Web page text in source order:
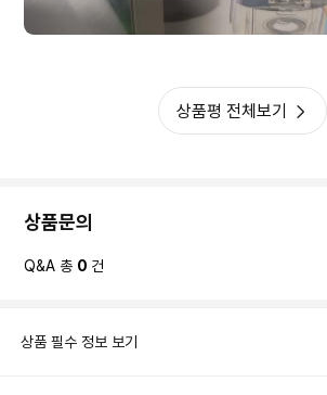
상품평 전체보기
상품문의
Q&A 총 0 건
상품 필수 정보 보기